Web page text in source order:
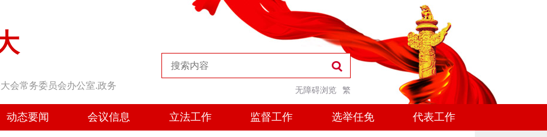
会常务委员会办公室.政务
繁
无障碍浏览
动态要闻 会议信息 立法工作 监督工作 选举任免 代表工作